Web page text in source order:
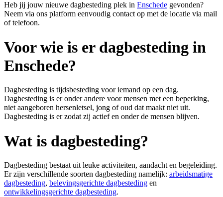
Heb jij jouw nieuwe dagbesteding plek in Enschede gevonden?
Neem via ons platform eenvoudig contact op met de locatie via mail
of telefoon.
Voor wie is er dagbesteding in
Enschede?
Dagbesteding is tijdsbesteding voor iemand op een dag.
Dagbesteding is er onder andere voor mensen met een beperking,
niet aangeboren hersenletsel, jong of oud dat maakt niet uit.
Dagbesteding is er zodat zij actief en onder de mensen blijven.
Wat is dagbesteding?
Dagbesteding bestaat uit leuke activiteiten, aandacht en begeleiding.
Er zijn verschillende soorten dagbesteding namelijk: arbeidsmatige
dagbesteding, belevingsgerichte dagbesteding en
ontwikkelingsgerichte dagbesteding.